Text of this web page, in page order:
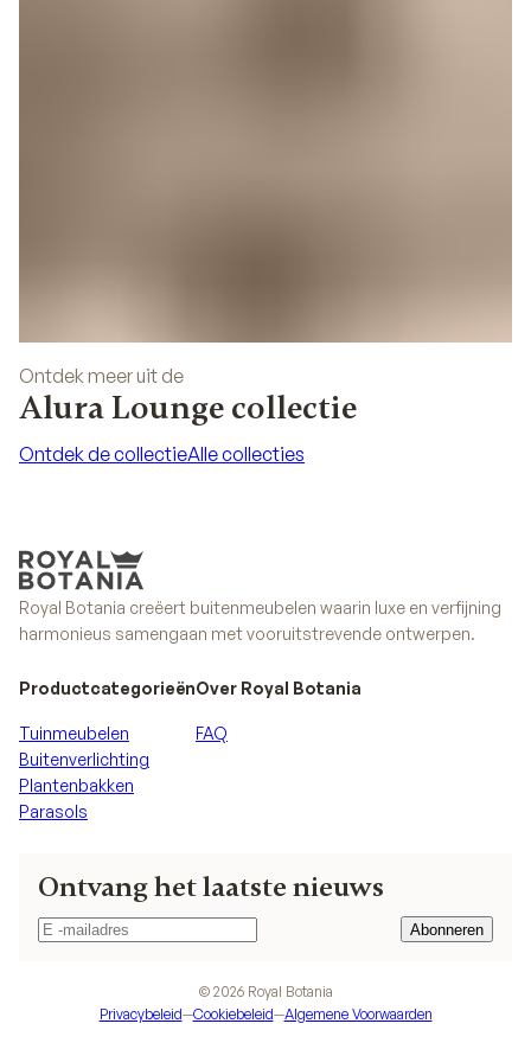
Ontdek meer uit de
Alura Lounge collectie
Ontdek de collectieAlle collecties
Royal Botania creëert buitenmeubelen waarin luxe en verfijning
harmonieus samengaan met vooruitstrevende ontwerpen.
Ontvang het laatste nieuws
Abonneren
Abonneren
Productcategorieën
Tuinmeubelen
Buitenverlichting
Plantenbakken
Parasols
Over Royal Botania
FAQ
© 2026 Royal Botania
Privacybeleid—Cookiebeleid—Algemene Voorwaarden